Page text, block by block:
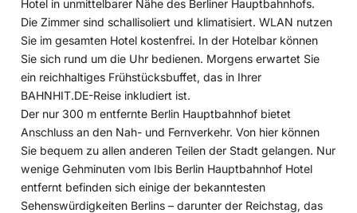
Hotel in unmittelbarer Nähe des Berliner Hauptbahnhofs.
Die Zimmer sind schallisoliert und klimatisiert. WLAN nutzen
Sie im gesamten Hotel kostenfrei. In der Hotelbar können
Sie sich rund um die Uhr bedienen. Morgens erwartet Sie
ein reichhaltiges Frühstücksbuffet, das in Ihrer
BAHNHIT.DE-Reise inkludiert ist.
Der nur 300 m entfernte Berlin Hauptbahnhof bietet
Anschluss an den Nah- und Fernverkehr. Von hier können
Sie bequem zu allen anderen Teilen der Stadt gelangen. Nur
wenige Gehminuten vom Ibis Berlin Hauptbahnhof Hotel
entfernt befinden sich einige der bekanntesten
Sehenswürdigkeiten Berlins – darunter der Reichstag, das